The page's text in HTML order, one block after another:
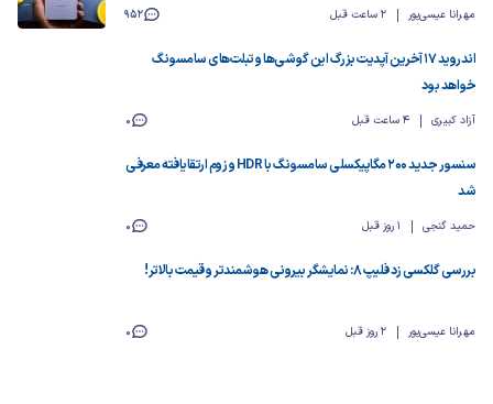
مهرانا عیسی‌پور 2 ساعت قبل 952
اندروید ۱۷ آخرین آپدیت بزرگ این گوشی‌ها و تبلت‌های سامسونگ
خواهد بود
آزاد کبیری 4 ساعت قبل 0
سنسور جدید ۲۰۰ مگاپیکسلی سامسونگ با HDR و زوم ارتقایافته معرفی
شد
حمید گنجی 1 روز قبل 0
بررسی گلکسی زد فلیپ ۸: نمایشگر بیرونی هوشمندتر و قیمت بالاتر!
مهرانا عیسی‌پور 2 روز قبل 0